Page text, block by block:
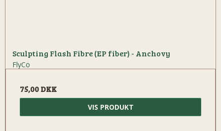
Sculpting Flash Fibre (EP fiber) - Anchovy
FlyCo
75,00 DKK
VIS PRODUKT